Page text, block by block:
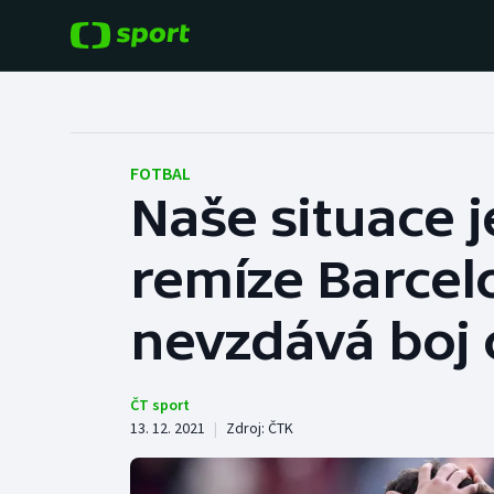
Hokej
Tenis
Baseball a softbal
Basketbal
Biatlon
FOTBAL
Naše situace
remíze
nevzdává boj
ČT sport
13. 12. 2021 | Zdroj: ČTK